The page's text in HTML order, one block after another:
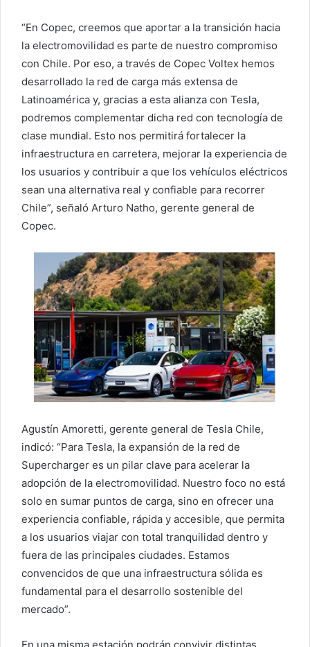
“En Copec, creemos que aportar a la transición hacia
la electromovilidad es parte de nuestro compromiso
con Chile. Por eso, a través de Copec Voltex hemos
desarrollado la red de carga más extensa de
Latinoamérica y, gracias a esta alianza con Tesla,
podremos complementar dicha red con tecnología de
clase mundial. Esto nos permitirá fortalecer la
infraestructura en carretera, mejorar la experiencia de
los usuarios y contribuir a que los vehículos eléctricos
sean una alternativa real y confiable para recorrer
Chile”, señaló Arturo Natho, gerente general de
Copec.
Agustín Amoretti, gerente general de Tesla Chile,
indicó: “Para Tesla, la expansión de la red de
Supercharger es un pilar clave para acelerar la
adopción de la electromovilidad. Nuestro foco no está
solo en sumar puntos de carga, sino en ofrecer una
experiencia confiable, rápida y accesible, que permita
a los usuarios viajar con total tranquilidad dentro y
fuera de las principales ciudades. Estamos
convencidos de que una infraestructura sólida es
fundamental para el desarrollo sostenible del
mercado”.